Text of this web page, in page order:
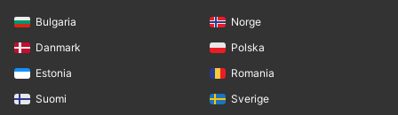
Bulgaria
Danmark
Estonia
Suomi
Norge
Polska
Romania
Sverige